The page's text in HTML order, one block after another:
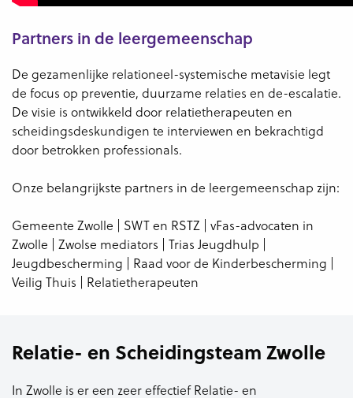
Partners in de leergemeenschap
De gezamenlijke relationeel-systemische metavisie legt
de focus op preventie, duurzame relaties en de-escalatie.
De visie is ontwikkeld door relatietherapeuten en
scheidingsdeskundigen te interviewen en bekrachtigd
door betrokken professionals.
Onze belangrijkste partners in de leergemeenschap zijn:
Gemeente Zwolle | SWT en RSTZ | vFas-advocaten in
Zwolle | Zwolse mediators | Trias Jeugdhulp |
Jeugdbescherming | Raad voor de Kinderbescherming |
Veilig Thuis | Relatietherapeuten
Relatie- en Scheidingsteam Zwolle
In Zwolle is er een zeer effectief Relatie- en